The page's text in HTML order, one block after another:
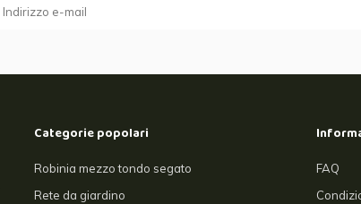
Categorie popolari
Robinia mezzo tondo segato
Rete da giardino
FAQ